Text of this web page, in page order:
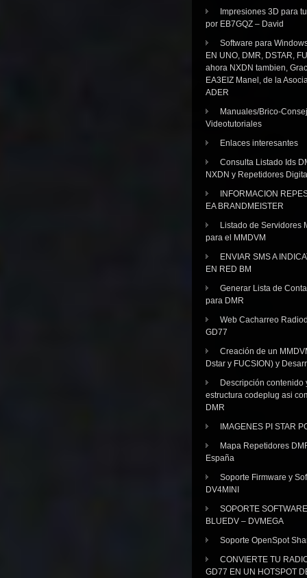
Impresiones 3D para
por EB7GQZ – David
Software para
EN UNO, DMR, DSTAR,
ahora NXDN tambien,
EA3EIZ Manel, de la
ADER
Manuales/Brico-
Videotutoriales
Enlaces interesantes
Consulta Listado Ids
NXDN y Repetidores
INFORMACION
EA BRANDMEISTER
Listado de Servidores
para el MMDVM
ENVIAR SMS A
EN RED BM
Generar Lista de
para DMR
Web Cacharreo
GD77
Creación de un
Dstar y FUCSION) y
Descripción contenido
estructura codeplug asi
DMR
IMAGENES PI STAR
Mapa Repetidores
España
Soporte Firmware y
DV4MINI
SOPORTE SOFTWARE
BLUEDV – DVMEGA
Soporte OpenSpot
CONVIERTE TU
GD77 EN UN HOTSPOT